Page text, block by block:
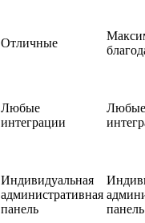
Отличные
Любые
интеграции
Любые
Индивидуальная
административная
панель
панель